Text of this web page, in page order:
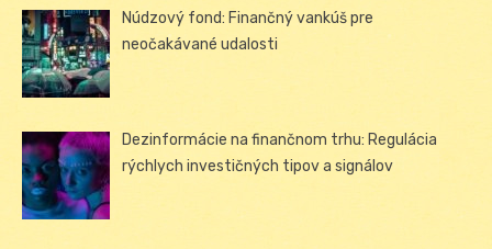
Núdzový fond: Finančný vankúš pre
neočakávané udalosti
Dezinformácie na finančnom trhu: Regulácia
rýchlych investičných tipov a signálov